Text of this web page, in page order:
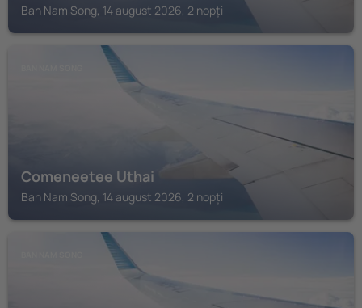
Ban Nam Song, 14 august 2026, 2 nopți
Comeneetee Uthai
Ban Nam Song, 14 august 2026, 2 nopți